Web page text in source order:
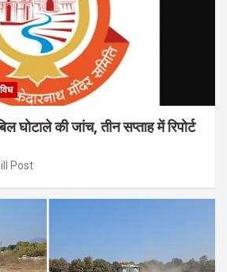
घोटाले की जांच, तीन सप्ताह में रिपोर्ट
Post